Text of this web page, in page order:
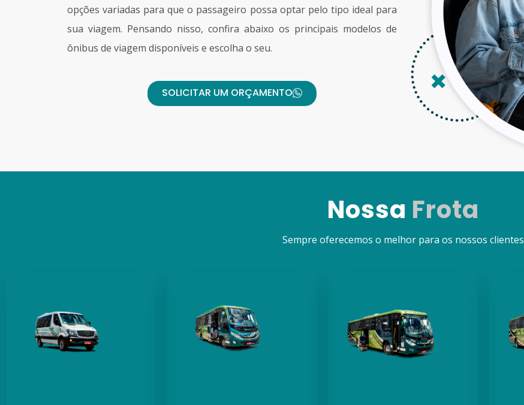
opções variadas para que o passageiro possa optar pelo tipo ideal para
sua viagem. Pensando nisso, confira abaixo os principais modelos de
ônibus de viagem disponíveis e escolha o seu.
SOLICITAR UM ORÇAMENTO
Nossa Frota
Sempre oferecemos o melhor para os nossos clientes